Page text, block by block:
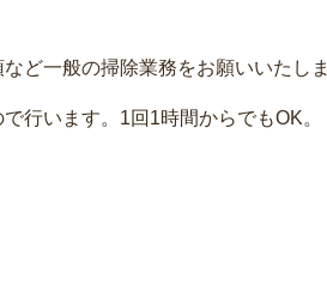
ど一般の掃除業務をお願いいたしま
行います。1回1時間からでもOK。